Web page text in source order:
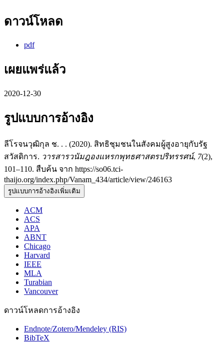
ดาวน์โหลด
pdf
เผยแพร่แล้ว
2020-12-30
รูปแบบการอ้างอิง
ลีโรจนวุฒิกุล ช. . . (2020). สิทธิชุมชนในสังคมผู้สูงอายุกับรัฐ
สวัสดิการ. วารสารวนัมฎองแหรกพุทธศาสตรปริทรรศน์, 7(2),
101–110. สืบค้น จาก https://so06.tci-
thaijo.org/index.php/Vanam_434/article/view/246163
รูปแบบการอ้างอิงเพิ่มเติม
ACM
ACS
APA
ABNT
Chicago
Harvard
IEEE
MLA
Turabian
Vancouver
ดาวน์โหลดการอ้างอิง
Endnote/Zotero/Mendeley (RIS)
BibTeX